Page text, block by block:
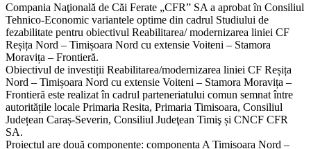
Compania Naţională de Căi Ferate „CFR” SA a aprobat în Consiliul
Tehnico-Economic variantele optime din cadrul Studiului de
fezabilitate pentru obiectivul Reabilitarea/ modernizarea liniei CF
Reșița Nord – Timișoara Nord cu extensie Voiteni – Stamora
Moravița – Frontieră.
Obiectivul de investiții Reabilitarea/modernizarea liniei CF Reșița
Nord – Timișoara Nord cu extensie Voiteni – Stamora Moravița –
Frontieră este realizat în cadrul parteneriatului comun semnat între
autoritățile locale Primaria Resita, Primaria Timisoara, Consiliul
Județean Caraș-Severin, Consiliul Judeţean Timiş și CNCF CFR
SA.
Proiectul are două componente: componenta A Timișoara Nord –